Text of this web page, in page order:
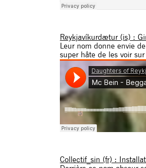
Reykjavíkurdætur (is) :
Leur nom donne envie
super hâte de les voir
Collectif_sin (fr) :